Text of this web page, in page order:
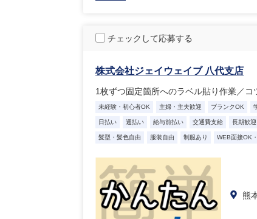
チェックして応募する
株式会社ジェイウェイブ 八代支店
1枚ずつ固定箇所へのラベル貼り作業／
未経験・初心者OK 主婦・主夫歓迎 ブランクOK
日払い 週払い 給与前払い 交通費支給 長期歓迎
髪型・髪色自由 服装自由 制服あり WEB面接OK
熊